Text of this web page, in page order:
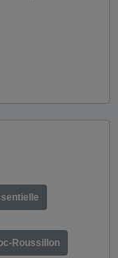
Roussillon